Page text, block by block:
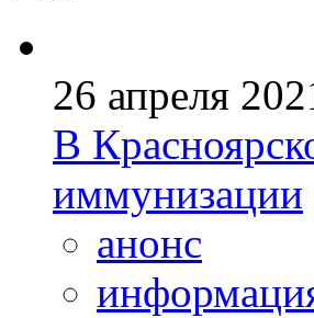
26 апреля
В
иммунизации
анонс